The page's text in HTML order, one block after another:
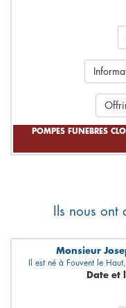
POMPES FUNEBRES
Ils nous
Monsieur
Il est né à Fouvent le
Date et